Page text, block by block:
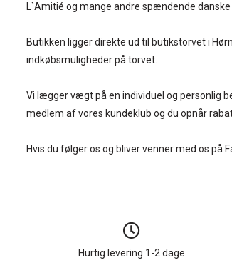
L`Amitié og mange andre spændende
Butikken ligger direkte ud til butikstorvet i
indkøbsmuligheder på torvet.
Vi lægger vægt på en individuel og personlig
medlem af vores kundeklub og du opnår
Hvis du følger os og bliver venner med os
Hurtig levering 1-2 dage